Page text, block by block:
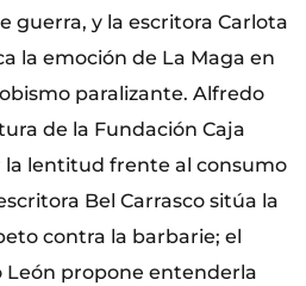
guerra, y la escritora Carlota
la emoción de La Maga en
paralizante. Alfredo
de la Fundación Caja
la lentitud frente al consumo
Bel Carrasco sitúa la
contra la barbarie; el
León propone entenderla